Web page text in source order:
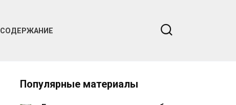
СОДЕРЖАНИЕ
Популярные материалы